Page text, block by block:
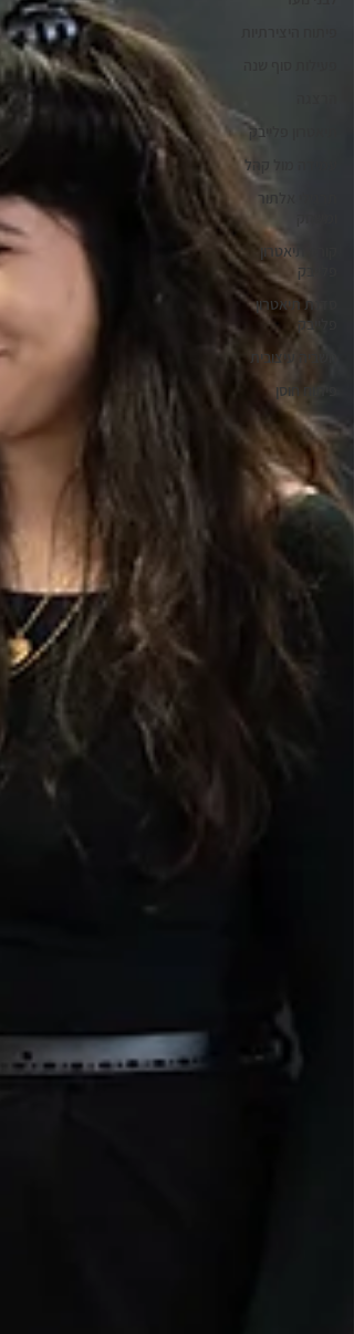
תיאטרון פלייבק
עמידה מול קהל
תרגילי אלתור
קורס תיאטרון
פלייבק
סדנת תיאטרון
פלייבק
חשביה עיצובית
פיתוח חוסן